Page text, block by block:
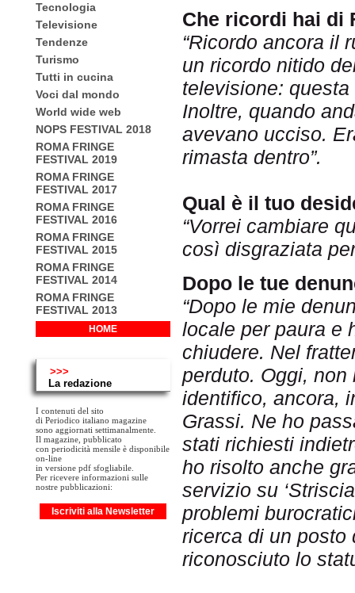
Tecnologia
Televisione
Tendenze
Turismo
Tutti in cucina
Voci dal mondo
World wide web
NOPS FESTIVAL 2018
ROMA FRINGE
FESTIVAL 2019
ROMA FRINGE
FESTIVAL 2017
ROMA FRINGE
FESTIVAL 2016
ROMA FRINGE
FESTIVAL 2015
ROMA FRINGE
FESTIVAL 2014
ROMA FRINGE
FESTIVAL 2013
HOME
>>>
La redazione
I contenuti del sito
di Periodico italiano magazine
sono aggiornati settimanalmente.
Il magazine, pubblicato
con periodicità mensile è disponibile
on-line
in versione pdf sfogliabile.
Per ricevere informazioni sulle
nostre pubblicazioni:
Iscriviti alla Newsletter
Che ricordi hai di
“Ricordo ancora il
un ricordo nitido
televisione:
Inoltre, quando
avevano ucciso.
rimasta dentro”.
Qual è il tuo
“Vorrei cambiare
così disgraziata
Dopo le tue
“Dopo le mie
locale per paura e
chiudere. Nel
perduto. Oggi,
identifico, ancora,
Grassi. Ne ho
stati richiesti
ho risolto anche
servizio su
problemi
ricerca di un posto
riconosciuto lo